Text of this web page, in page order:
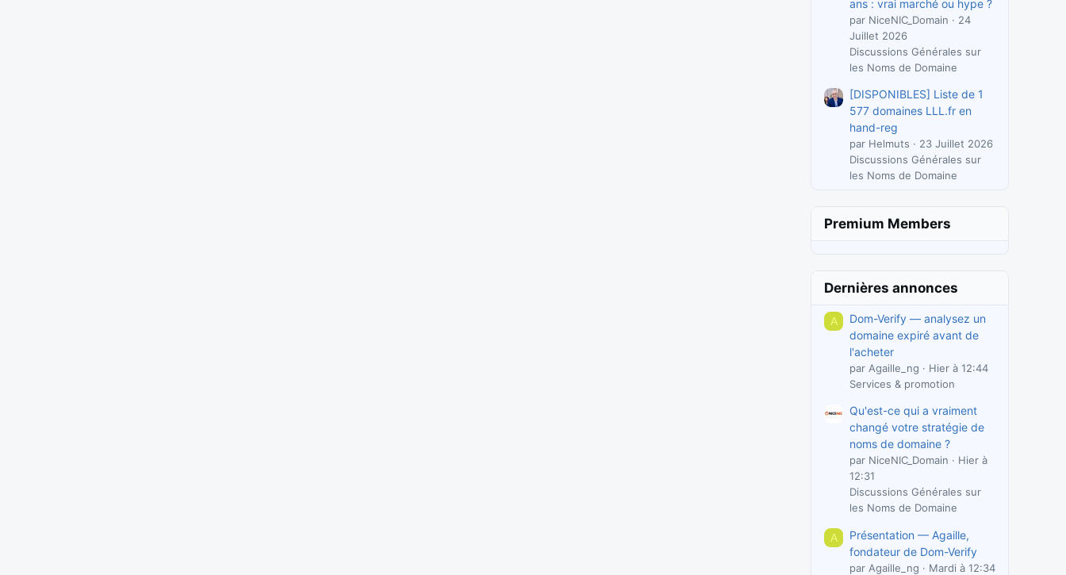
ans : vrai marché ou hype ?
par NiceNIC_Domain
24
Juillet 2026
Discussions Générales sur
les Noms de Domaine
[DISPONIBLES] Liste de 1
577 domaines LLL.fr en
hand-reg
par Helmuts
23 Juillet 2026
Discussions Générales sur
les Noms de Domaine
Premium Members
Dernières annonces
A
Dom-Verify — analysez un
domaine expiré avant de
l'acheter
par Agaille_ng
Hier à 12:44
Services & promotion
Qu'est-ce qui a vraiment
changé votre stratégie de
noms de domaine ?
par NiceNIC_Domain
Hier à
12:31
Discussions Générales sur
les Noms de Domaine
A
Présentation — Agaille,
fondateur de Dom-Verify
par Agaille_ng
Mardi à 12:34